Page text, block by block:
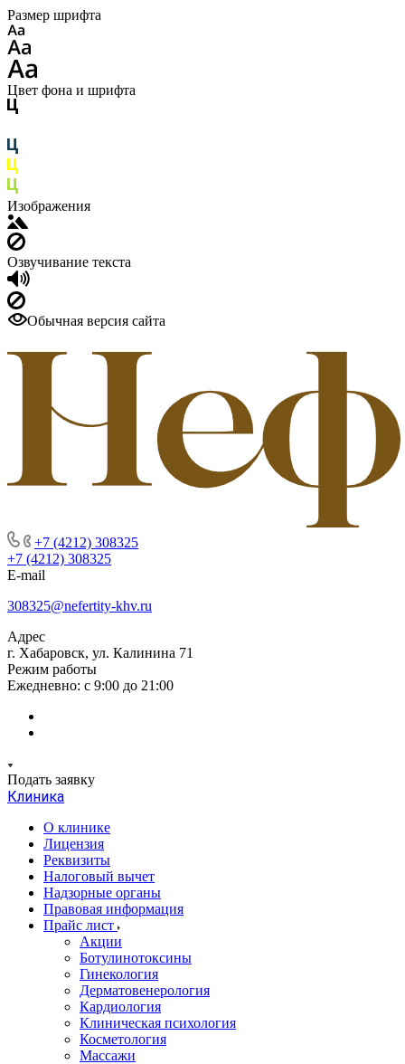
Размер шрифта
Цвет фона и шрифта
Изображения
Озвучивание текста
Обычная версия сайта
+7 (4212) 308325
+7 (4212) 308325
E-mail
308325@nefertity-khv.ru
Адрес
г. Хабаровск, ул. Калинина 71
Режим работы
Ежедневно: с 9:00 до 21:00
Подать заявку
Клиника
О клинике
Лицензия
Реквизиты
Налоговый вычет
Надзорные органы
Правовая информация
Прайс лист
Акции
Ботулинотоксины
Гинекология
Дерматовенерология
Кардиология
Клиническая психология
Косметология
Массажи